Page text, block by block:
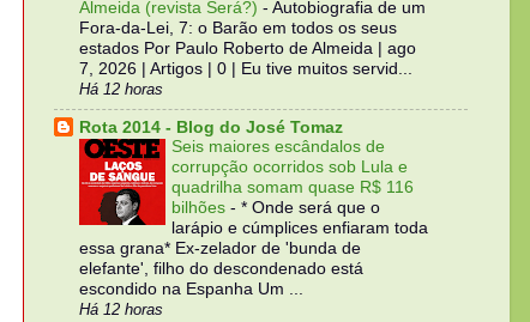
Almeida (revista Será?) - Autobiografia de um
Fora-da-Lei, 7: o Barão em todos os seus
estados Por Paulo Roberto de Almeida | ago
7, 2026 | Artigos | 0 | Eu tive muitos servid...
Há 12 horas
Rota 2014 - Blog do José Tomaz
Seis maiores escândalos de
corrupção ocorridos sob Lula e
quadrilha somam quase R$ 116
bilhões - * Onde será que o
larápio e cúmplices enfiaram toda
essa grana* Ex-zelador de 'bunda de
elefante', filho do descondenado está
escondido na Espanha Um ...
Há 12 horas